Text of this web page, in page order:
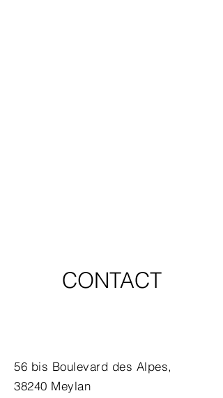
CONTACT
56 bis Boulevard des Alpes,
38240 Meylan